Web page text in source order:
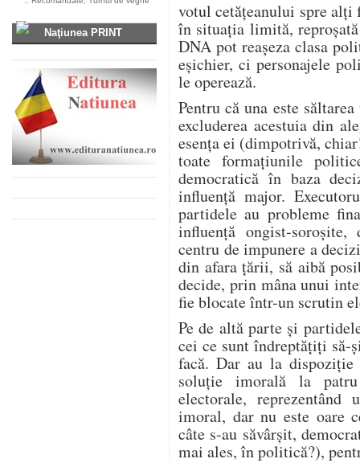
Naţiunea PRINT
votul cetățeanului spre
în situația limită,
DNA pot reașeza clasa
eșichier, ci personajele
le operează.
Pentru că una este
excluderea acestuia din
esența ei (dimpotrivă,
toate formațiunile
democratică în baza
influență major.
partidele au probleme
influență ongist-
centru de impunere a
din afara țării, să aibă
decide, prin mâna unui
fie blocate într-un scrutin
Pe de altă parte și
cei ce sunt îndreptățiți să-
facă. Dar au la
soluție imorală la
electorale,
imoral, dar nu este oare
câte s-au săvârșit,
mai ales, în politică?),